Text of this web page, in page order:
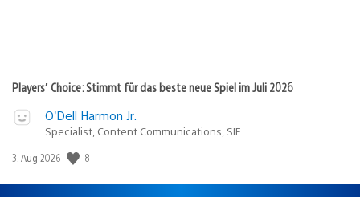
Players’ Choice: Stimmt für das beste neue Spiel im Juli 2026
O’Dell Harmon Jr.
Specialist, Content Communications, SIE
Veröffentlichungsdatum:
3. Aug 2026 8